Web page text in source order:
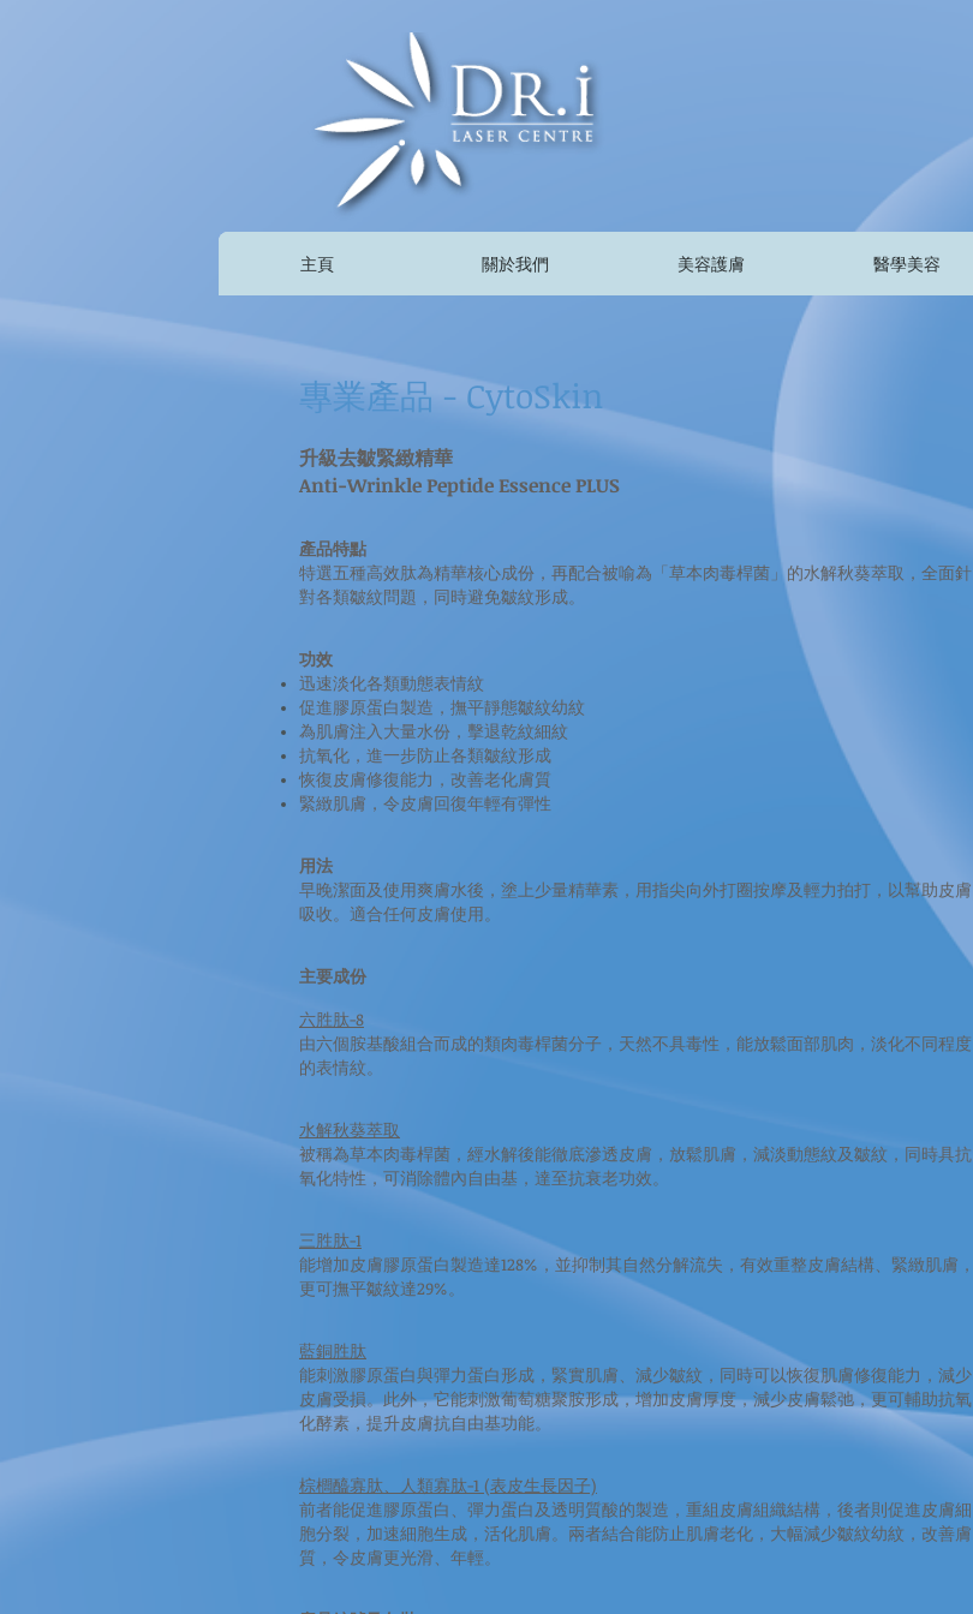
主頁 關於我們 美容護膚 醫學美容
專業產品 - CytoSkin
升級去皺緊緻精華
Anti-Wrinkle Peptide Essence PLUS
產品特點
特選五種高效肽為精華核心成份，再配合被喻為「草本肉毒桿菌」的水解秋葵萃取，全面針
對各類皺紋問題，同時避免皺紋形成。
功效
迅速淡化各類動態表情紋
促進膠原蛋白製造，撫平靜態皺紋幼紋
為肌膚注入大量水份，擊退乾紋細紋
抗氧化，進一步防止各類皺紋形成
恢復皮膚修復能力，改善老化膚質
緊緻肌膚，令皮膚回復年輕有彈性
用法
早晚潔面及使用爽膚水後，塗上少量精華素，用指尖向外打圈按摩及輕力拍打，以幫助皮膚
吸收。適合任何皮膚使用。
主要成份
六胜肽-8
由六個胺基酸組合而成的類肉毒桿菌分子，天然不具毒性，能放鬆面部肌肉，淡化不同程度
的表情紋。
水解秋葵萃取
被稱為草本肉毒桿菌，經水解後能徹底滲透皮膚，放鬆肌膚，減淡動態紋及皺紋，同時具抗
氧化特性，可消除體內自由基，達至抗衰老功效。
三胜肽-1
能增加皮膚膠原蛋白製造達128%，並抑制其自然分解流失，有效重整皮膚結構、緊緻肌膚，
更可撫平皺紋達29%。
藍銅胜肽
能刺激膠原蛋白與彈力蛋白形成，緊實肌膚、減少皺紋，同時可以恢復肌膚修復能力，減少
皮膚受損。此外，它能刺激葡萄糖聚胺形成，增加皮膚厚度，減少皮膚鬆弛，更可輔助抗氧
化酵素，提升皮膚抗自由基功能。
棕櫚醯寡肽、人類寡肽-1 (表皮生長因子)
前者能促進膠原蛋白、彈力蛋白及透明質酸的製造，重組皮膚組織結構，後者則促進皮膚細
胞分裂，加速細胞生成，活化肌膚。兩者結合能防止肌膚老化，大幅減少皺紋幼紋，改善膚
質，令皮膚更光滑、年輕。